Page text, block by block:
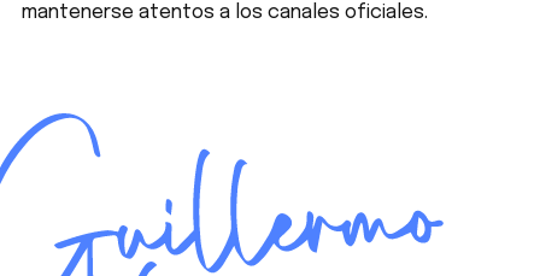
mantenerse atentos a los canales oficiales.